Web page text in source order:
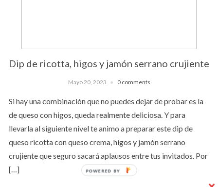
Dip de ricotta, higos y jamón serrano crujiente
Mayo 20, 2023 0 comments
Si hay una combinación que no puedes dejar de probar es la
de queso con higos, queda realmente deliciosa. Y para
llevarla al siguiente nivel te animo a preparar este dip de
queso ricotta con queso crema, higos y jamón serrano
crujiente que seguro sacará aplausos entre tus invitados. Por
[…]